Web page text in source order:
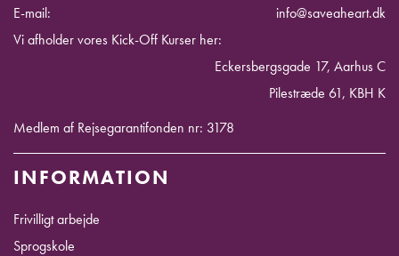
E-mail:
info@saveaheart.dk
Vi afholder vores Kick-Off Kurser her:
Eckersbergsgade 17, Aarhus C
Pilestræde 61, KBH K
Medlem af Rejsegarantifonden nr: 3178
INFORMATION
Frivilligt arbejde
Sprogskole